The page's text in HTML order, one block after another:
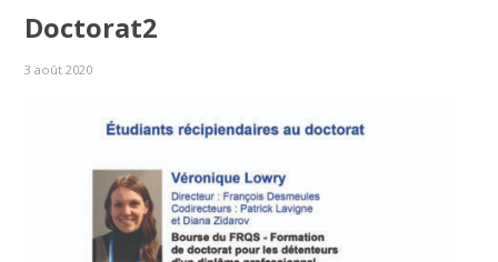
Doctorat2
3 août 2020